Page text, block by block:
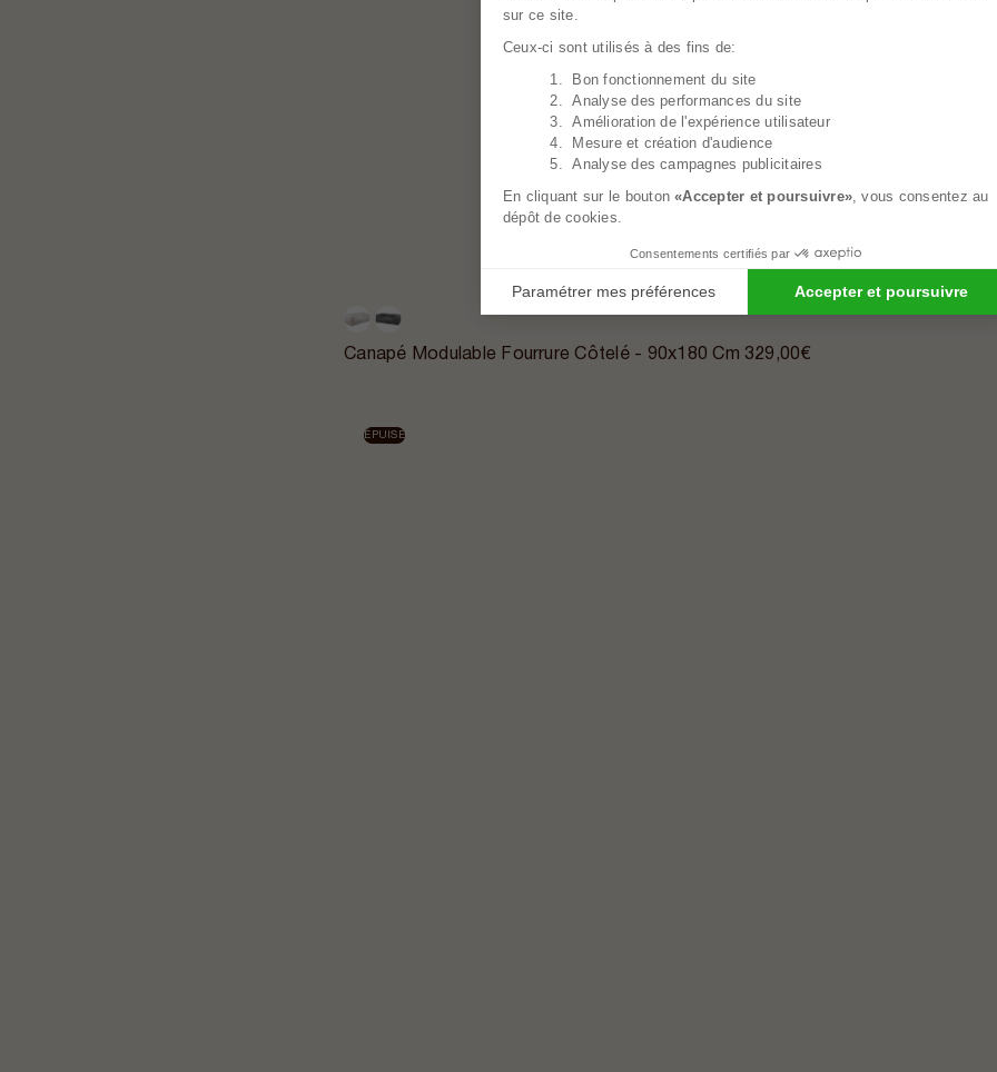
Canapé Modulable Fourrure Côtelé - 90x180 Cm 329,00€
ÉPUISÉ
sur ce site.
Ceux-ci sont utilisés à des fins de:
1. Bon fonctionnement du site
2. Analyse des performances du site
3. Amélioration de l'expérience utilisateur
4. Mesure et création d'audience
5. Analyse des campagnes publicitaires
En cliquant sur le bouton«Accepter et poursuivre» , vous consentez au
dépôt de cookies.
Consentements certifiés par
Paramétrer mes préférences Accepter et poursuivre
Axeptio consent